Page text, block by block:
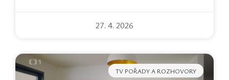
27. 4. 2026
TV POŘADY A ROZHOVORY